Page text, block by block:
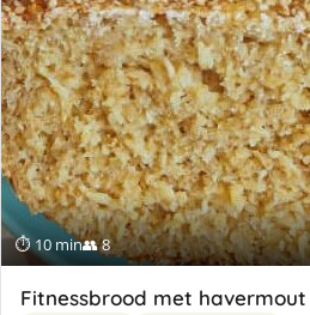
⏱ 10 min👥 8
Fitnessbrood met